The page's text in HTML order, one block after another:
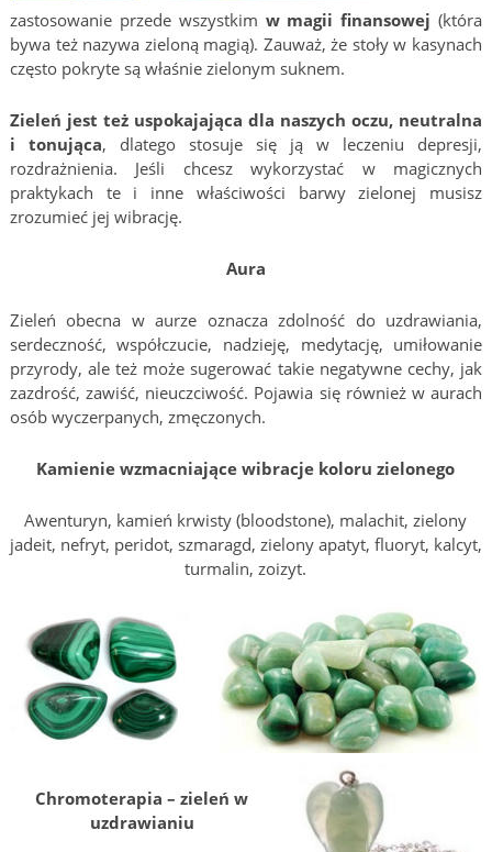
zastosowanie przede wszystkim w magii finansowej (która
bywa też nazywa zieloną magią). Zauważ, że stoły w kasynach
często pokryte są właśnie zielonym suknem.
Zieleń jest też uspokajająca dla naszych oczu, neutralna
i tonująca, dlatego stosuje się ją w leczeniu depresji,
rozdrażnienia. Jeśli chcesz wykorzystać w magicznych
praktykach te i inne właściwości barwy zielonej musisz
zrozumieć jej wibrację.
Aura
Zieleń obecna w aurze oznacza zdolność do uzdrawiania,
serdeczność, współczucie, nadzieję, medytację, umiłowanie
przyrody, ale też może sugerować takie negatywne cechy, jak
zazdrość, zawiść, nieuczciwość. Pojawia się również w aurach
osób wyczerpanych, zmęczonych.
Kamienie wzmacniające wibracje koloru zielonego
Awenturyn, kamień krwisty (bloodstone), malachit, zielony
jadeit, nefryt, peridot, szmaragd, zielony apatyt, fluoryt, kalcyt,
turmalin, zoizyt.
Chromoterapia – zieleń w
uzdrawianiu